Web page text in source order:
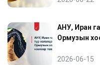
АНУ, Иран
Ормузын
2026-06-15